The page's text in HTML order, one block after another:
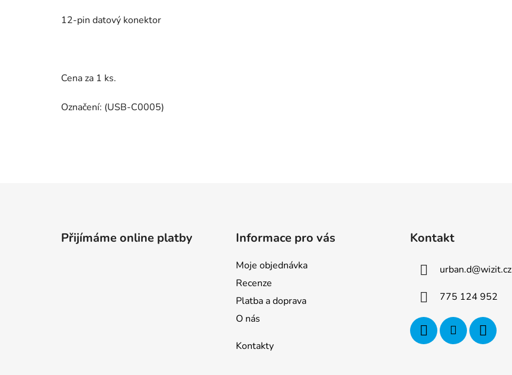
12-pin datový konektor
Cena za 1 ks.
Označení: (USB-C0005)
Přijímáme online platby Informace pro vás
Moje objednávka
Recenze
Platba a doprava
O nás
Kontakty
Kontakt
urban.d@wizit.cz
775 124 952